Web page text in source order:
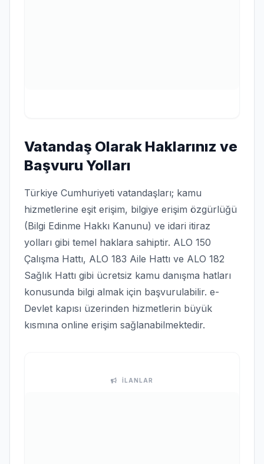
Vatandaş Olarak Haklarınız ve
Başvuru Yolları
Türkiye Cumhuriyeti vatandaşları; kamu
hizmetlerine eşit erişim, bilgiye erişim özgürlüğü
(Bilgi Edinme Hakkı Kanunu) ve idari itiraz
yolları gibi temel haklara sahiptir. ALO 150
Çalışma Hattı, ALO 183 Aile Hattı ve ALO 182
Sağlık Hattı gibi ücretsiz kamu danışma hatları
konusunda bilgi almak için başvurulabilir. e-
Devlet kapısı üzerinden hizmetlerin büyük
kısmına online erişim sağlanabilmektedir.
İLANLAR